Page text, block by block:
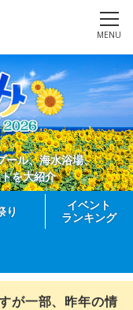
MENU
ール、海水浴場、
を大紹介
り
イベント
ランキング
が一部、昨年の情